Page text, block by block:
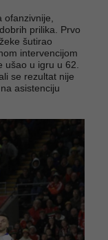
prilika. Prvo
šutirao
intervencijom
ušao u igru u 62.
se rezultat nije
asistenciju